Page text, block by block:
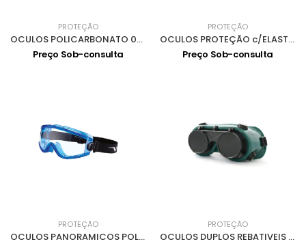
PROTEÇÃO
OCULOS POLICARBONATO 0301013
Preço Sob-consulta
PROTEÇÃO
OCULOS PROTEÇÃO c/ELASTICO 0302004
Preço Sob-consulta
PROTEÇÃO
OCULOS PANORAMICOS POLICARBONATO UNIVET 0302022
PROTEÇÃO
OCULOS DUPLOS REBATIVEIS T5 EN166/EN169/EN175 - 0302006